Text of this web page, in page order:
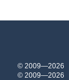
© 2009—2026
© 2009—2026